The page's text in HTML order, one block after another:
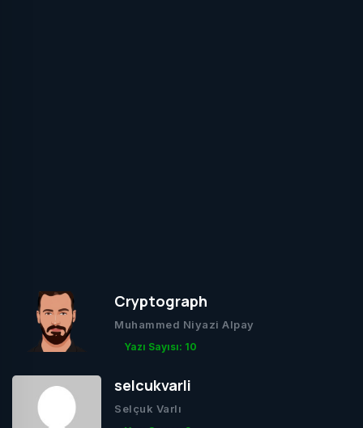
Cryptograph
Muhammed Niyazi Alpay
Yazı Sayısı: 10
selcukvarli
Selçuk Varlı